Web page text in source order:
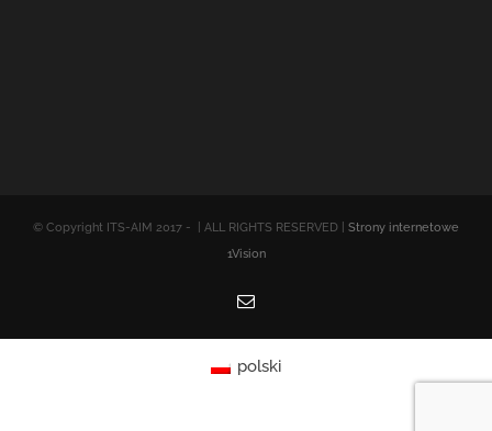
© Copyright ITS-AIM 2017 - | ALL RIGHTS RESERVED | Strony internetowe
1Vision
Email
polski